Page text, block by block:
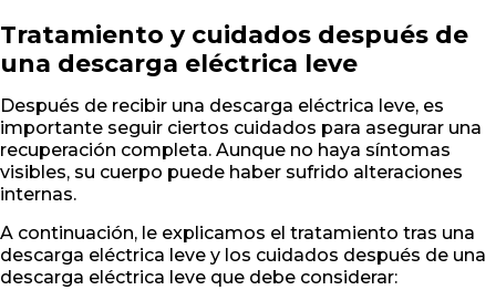
Tratamiento y cuidados después de
una descarga eléctrica leve
Después de recibir una descarga eléctrica leve, es
importante seguir ciertos cuidados para asegurar una
recuperación completa. Aunque no haya síntomas
visibles, su cuerpo puede haber sufrido alteraciones
internas.
A continuación, le explicamos el tratamiento tras una
descarga eléctrica leve y los cuidados después de una
descarga eléctrica leve que debe considerar: